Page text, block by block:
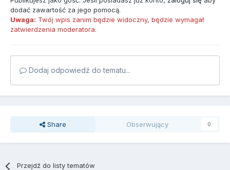
dodać zawartość za jego pomocą.
Uwaga: Twój wpis zanim będzie widoczny, będzie wymagał
zatwierdzenia moderatora.
Dodaj odpowiedź do tematu...
Share Obserwujący 0
Przejdź do listy tematów